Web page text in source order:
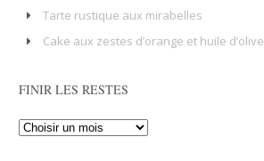
Tarte rustique aux mirabelles
Cake aux zestes d’orange et huile d’olive
FINIR LES RESTES